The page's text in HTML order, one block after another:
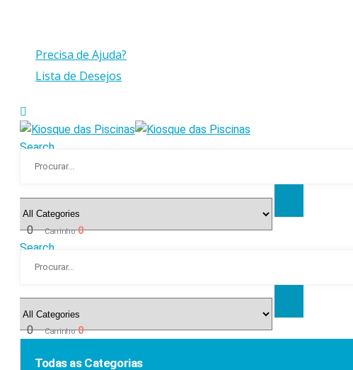
Precisa de Ajuda?
Lista de Desejos
Search
0 Carrinho0
Search
0 Carrinho0
Todas as Categorias